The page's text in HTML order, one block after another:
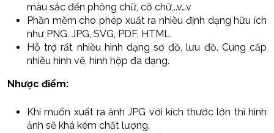
màu sắc đến phông chữ, cỡ chữ,..v…v
Phần mềm cho phép xuất ra nhiều định dạng hữu ích
như PNG, JPG, SVG, PDF, HTML.
Hỗ trợ rất nhiều hình dạng sơ đồ, lưu đồ. Cung cấp
nhiều hình vẽ, hình hộp đa dạng.
Nhược điểm:
Khi muốn xuất ra ảnh JPG với kích thước lớn thì hình
ảnh sẽ khá kém chất lượng.